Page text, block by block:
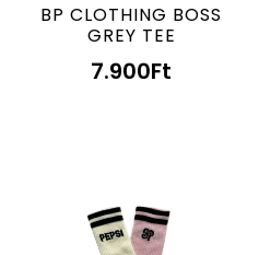
BP CLOTHING BOSS
GREY TEE
7.900Ft